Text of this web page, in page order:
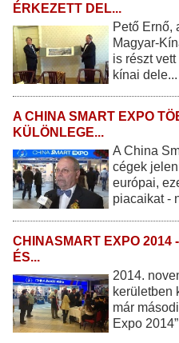
ÉRKEZETT DEL...
Pető Ernő,
Magyar-
is részt
kínai dele...
A CHINA SMART EXPO
KÜLÖNLEGE...
A China
cégek
európai,
piacaikat -
CHINASMART EXPO
ÉS...
2014.
kerületben
már
Expo